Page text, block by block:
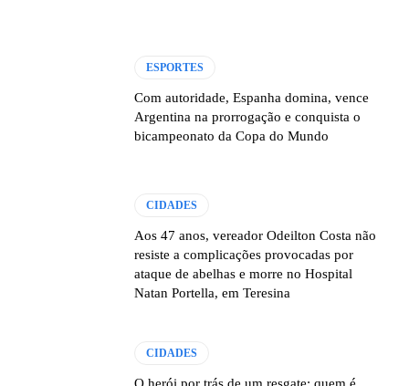
ESPORTES
Com autoridade, Espanha domina, vence
Argentina na prorrogação e conquista o
bicampeonato da Copa do Mundo
CIDADES
Aos 47 anos, vereador Odeilton Costa não
resiste a complicações provocadas por
ataque de abelhas e morre no Hospital
Natan Portella, em Teresina
CIDADES
O herói por trás de um resgate: quem é